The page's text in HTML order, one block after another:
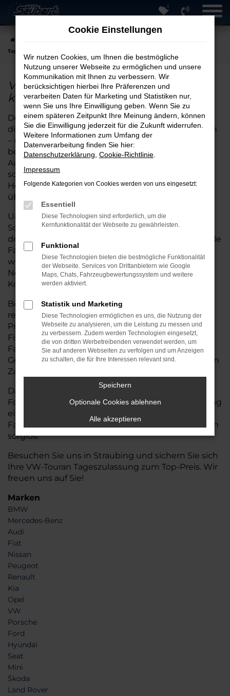
Zum
Hauptinhalt
springen
0
Tageszulassung online kaufen
VW Touran Tageszulassung online
kaufen
Der Kauf eines Fahrzeugs mit Tageszulassung ist
die clevere Alternative zum klassischen Neuwagen
– und bei Auto Seubert GmbH in Straubing
besonders attraktiv. Wir bieten Ihnen eine große
Auswahl an VW-Touran Tageszulassungen, die
sofort verfügbar sind und mit voller
Herstellergarantie sowie modernster Ausstattung
überzeugen.
Unsere langjährige Erfahrung und unser breites
Sortiment ermöglichen es uns, Sie kompetent bei
der Wahl des passenden VW-Touran zu beraten. Alle
Fahrzeuge mit Tageszulassung sind top gepflegt,
wenig bewegt und technisch wie optisch im
Neuwagenzustand – und das zu spürbar besseren
Konditionen.
Bei Auto Seubert GmbH profitieren Sie von
regelmäßigen Sonderaktionen, exklusiven
Preisvorteilen und maßgeschneiderten
Finanzierungs- oder Leasingangeboten, die den
Fahrzeugkauf noch einfacher machen. Ihren
Gebrauchtwagen nehmen wir selbstverständlich in
Zahlung – fair bewertet und direkt verrechnet.
Darüber hinaus kümmern wir uns um alle
Formalitäten: von der Zulassung bis zur Vermittlung
einer passenden Versicherung. So wird Ihr
Fahrzeugwechsel bei Auto Seubert GmbH rundum
sorglos.
Besuchen Sie uns in Straubing und sichern Sie sich
Ihre VW-Touran Tageszulassung zum Top-Preis. Wir
freuen uns auf Sie!
Marken
BMW
Mercedes-Benz
Audi
Fiat
Nissan
Peugeot
Renault
Kia
Opel
VW
Porsche
Ford
Hyundai
Seat
Mini
Škoda
Land Rover
Cookie Einstellungen
Wir nutzen Cookies, um Ihnen die bestmögliche
Nutzung unserer Webseite zu ermöglichen und unsere
Kommunikation mit Ihnen zu verbessern. Wir
berücksichtigen hierbei Ihre Präferenzen und
verarbeiten Daten für Marketing und Statistiken nur,
wenn Sie uns Ihre Einwilligung geben. Wenn Sie zu
einem späteren Zeitpunkt Ihre Meinung ändern, können
Sie die Einwilligung jederzeit für die Zukunft widerrufen.
Weitere Informationen zum Umfang der
Datenverarbeitung finden Sie hier:
Datenschutzerklärung Cookie-Richtlinie
Impressum
Folgende Kategorien von Cookies werden von uns eingesetzt:
Essentiell
Diese Technologien sind erforderlich, um die
Kernfunktionalität der Webseite zu gewährleisten.
Funktional
Diese Technologien bieten die bestmögliche Funktionalität
der Webseite. Services von Drittanbietern wie Google
Maps, Chats, Fahrzeugbewertungssystem und weitere
werden aktiviert.
Statistik und Marketing
Diese Technologien ermöglichen es uns, die Nutzung der
Webseite zu analysieren, um die Leistung zu messen und
zu verbessern. Zudem werden Technologien eingesetzt,
die von dritten Werbetreibenden verwendet werden, um
Sie auf anderen Webseiten zu verfolgen und um Anzeigen
zu schalten, die für Ihre Interessen relevant sind.
Speichern
Optionale Cookies ablehnen
Alle akzeptieren